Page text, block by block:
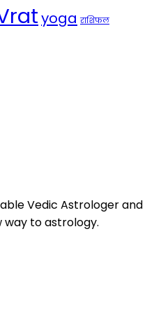
yoga राशिफल
Vedic Astrologer and
way to astrology.